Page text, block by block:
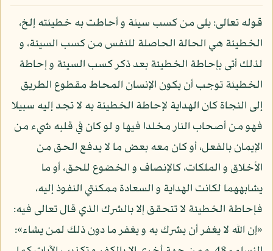
قوله تعالى: بلى من كسب سيئة و أحاطت به خطيئته إلخ،
الخطيئة هي الحالة الحاصلة للنفس من كسب السيئة، و
لذلك أتى بإحاطة الخطيئة بعد ذكر كسب السيئة و إحاطة
الخطيئة توجب أن يكون الإنسان المحاط مقطوع الطريق
إلى النجاة كان الهداية لإحاطة الخطيئة به لا تجد إليه سبيلا
فهو من أصحاب النار مخلدا فيها و لو كان في قلبه شيء من
الإيمان بالفعل، أو كان معه بعض ما لا يدفع الحق من
الأخلاق و الملكات، كالإنصاف و الخضوع للحق، أو ما
يشابههما لكانت الهداية و السعادة ممكنتي النفوذ إليه،
فإحاطة الخطيئة لا تتحقق إلا بالشرك الذي قال تعالى فيه:
«إن الله لا يغفر أن يشرك به و يغفر ما دون ذلك لمن يشاء»: